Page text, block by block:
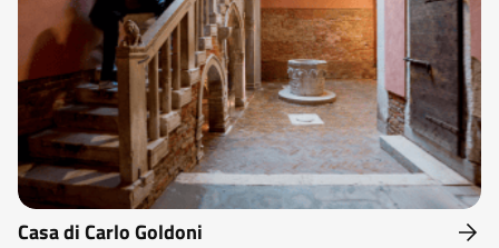
Casa di Carlo Goldoni